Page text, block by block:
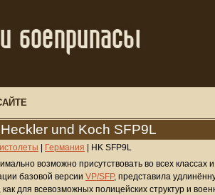
und Koch SFP9L
Германия
HK SFP9L
возможно присутствовать во всех классах
базовой версии VP/SFP, представила
для всевозможных полицейских структур и